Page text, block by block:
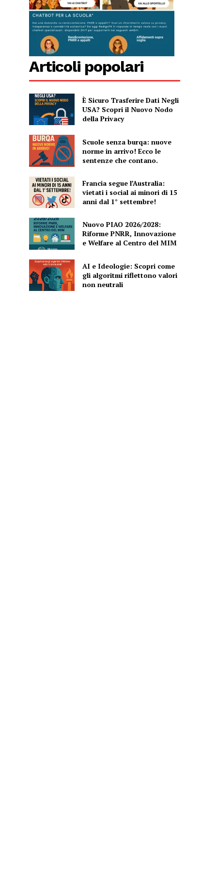
Articoli popolari
È Sicuro Trasferire Dati Negli
USA? Scopri il Nuovo Nodo
della Privacy
Scuole senza burqa: nuove
norme in arrivo! Ecco le
sentenze che contano.
Francia segue l’Australia:
vietati i social ai minori di 15
anni dal 1° settembre!
Nuovo PIAO 2026/2028:
Riforme PNRR, Innovazione
e Welfare al Centro del MIM
AI e Ideologie: Scopri come
gli algoritmi riflettono valori
non neutrali